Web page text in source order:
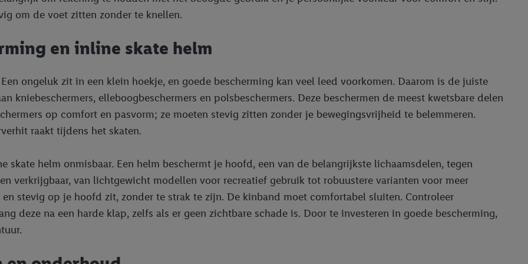
om de voet zitten zonder te knellen.
en inline skate helm
ongeluk zit in een klein hoekje, en goede bescherming kan veel leed voorkomen. Daarom is de juiste
kniebeschermers, elleboogbeschermers en polsbeschermers. Deze beschermen de meest kwetsbare delen
op comfort en pasvorm; ze moeten stevig zitten zonder je bewegingsvrijheid te belemmeren.
raakt tijdens het skaten.
skate helm onmisbaar. Een helm beschermt je hoofd, een van de belangrijkste lichaamsdelen, tegen
verkrijgbaar, van lichtgewicht modellen voor recreatief gebruik tot robuustere varianten voor meer
stevig op je hoofd zit, zonder te strak te zijn. De kinband moet comfortabel sluiten. Controleer
deze na een harde klap, zelfs als er geen zichtbare schade is. Door te investeren in goede bescherming,